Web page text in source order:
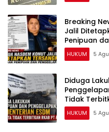
Breaking
Jalil
Penipuan
HUKUM 5
Diduga
Tidak
HUKUM 5